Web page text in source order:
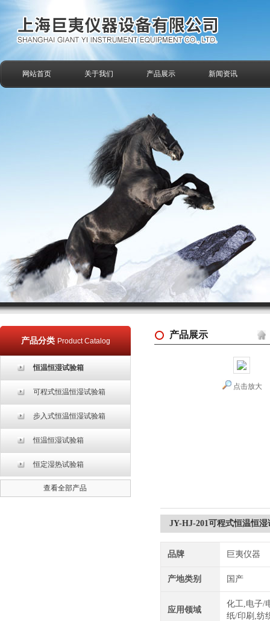
网站首页 关于我们 产品展示 新闻资讯
产品分类 Product Catalog
恒温恒湿试验箱
可程式恒温恒湿试验箱
步入式恒温恒湿试验箱
恒温恒湿试验箱
恒定湿热试验箱
查看全部产品
产品展示
点击放大
JY-HJ-201可程式恒温恒
品牌 巨夷仪器
产地类别 国产
应用领域
化工,电子/
纸/印刷,纺